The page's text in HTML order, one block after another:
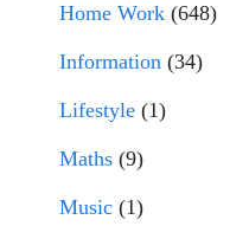
Home Work (648)
Information (34)
Lifestyle (1)
Maths (9)
Music (1)